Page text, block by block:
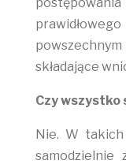
składające
Czy wszystko
Nie. W
samodzielnie